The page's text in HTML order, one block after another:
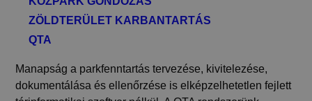
ZÖLDTERÜLET KARBANTARTÁS
QTA
Manapság a parkfenntartás tervezése, kivitelezése,
dokumentálása és ellenőrzése is elképzelhetetlen fejlett